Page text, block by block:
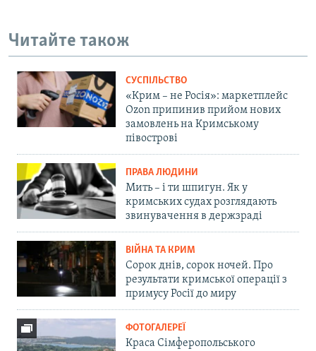
Читайте також
СУСПІЛЬСТВО
«Крим – не Росія»: маркетплейс
Ozon припинив прийом нових
замовлень на Кримському
півострові
ПРАВА ЛЮДИНИ
Мить – і ти шпигун. Як у
кримських судах розглядають
звинувачення в держзраді
ВІЙНА ТА КРИМ
Сорок днів, сорок ночей. Про
результати кримської операції з
примусу Росії до миру
ФОТОГАЛЕРЕЇ
Краса Сімферопольського